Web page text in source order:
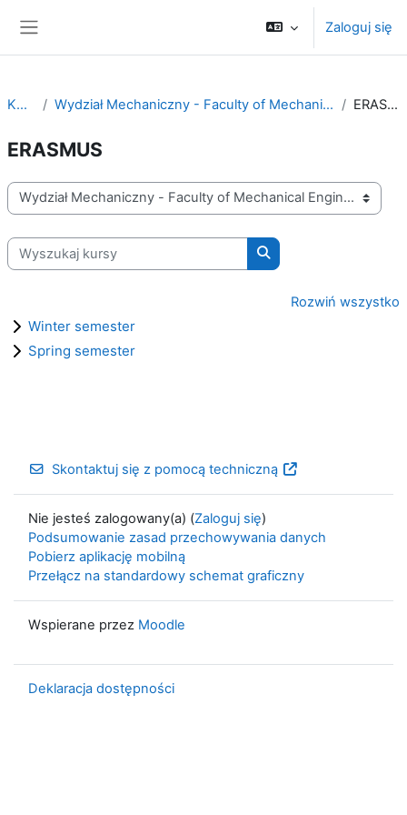
Zaloguj się
Kursy Wydział Mechaniczny - Faculty of Mechanical Engineering ERASMUS
ERASMUS
Kategorie kursów
Wyszukaj kursy
Wyszukaj kursy
Rozwiń wszystko
Winter semester
Spring semester
Skontaktuj się z pomocą techniczną
Nie jesteś zalogowany(a) (Zaloguj się)
Podsumowanie zasad przechowywania danych
Pobierz aplikację mobilną
Przełącz na standardowy schemat graficzny
Wspierane przez Moodle
Deklaracja dostępności